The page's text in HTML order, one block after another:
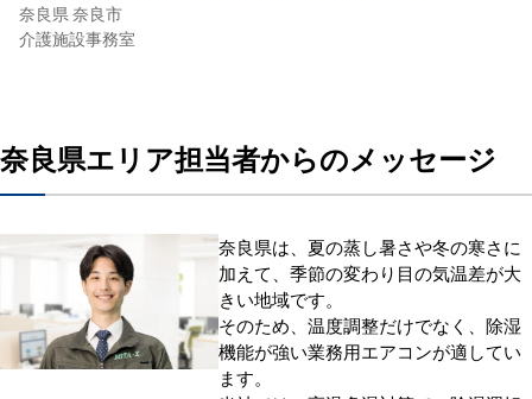
奈良県 奈良市
介護施設事務室
奈良県エリア担当者からのメッセージ
奈良県は、夏の蒸し暑さや冬の寒さに
加えて、季節の変わり目の気温差が大
きい地域です。
そのため、温度調整だけでなく、除湿
機能が強い業務用エアコンが適してい
ます。